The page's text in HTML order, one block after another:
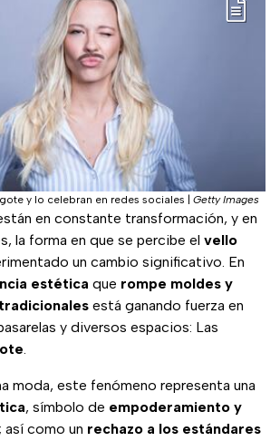
y lo celebran en redes sociales Getty Images
en constante transformación, y en
la forma en que se percibe el vello
un cambio significativo. En
estética que rompe moldes y
está ganando fuerza en
y diversos espacios: Las
.
moda, este fenómeno representa una
, símbolo de empoderamiento y
; así como un rechazo a los estándares